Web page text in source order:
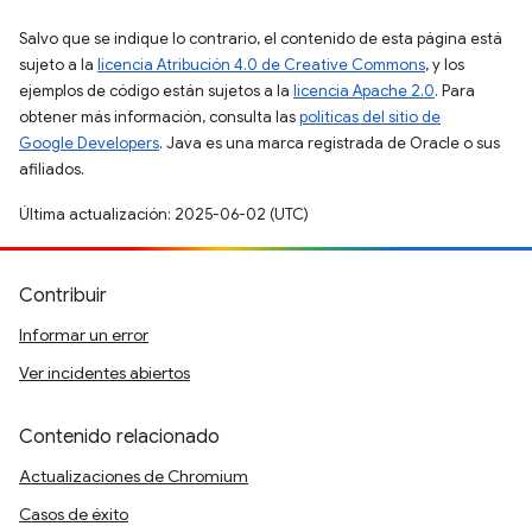
Salvo que se indique lo contrario, el contenido de esta página está
sujeto a la licencia Atribución 4.0 de Creative Commons, y los
ejemplos de código están sujetos a la licencia Apache 2.0. Para
obtener más información, consulta laspolíticas del sitio de
Google Developers. Java es una marca registrada de Oracle o sus
afiliados.
Última actualización: 2025-06-02 (UTC)
Contribuir
Informar un error
Ver incidentes abiertos
Contenido relacionado
Actualizaciones de Chromium
Casos de éxito